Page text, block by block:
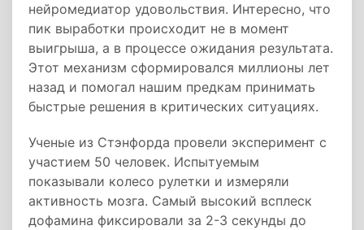
нейромедиатор удовольствия. Интересно, что
пик выработки происходит не в момент
выигрыша, а в процессе ожидания результата.
Этот механизм сформировался миллионы лет
назад и помогал нашим предкам принимать
быстрые решения в критических ситуациях.
Ученые из Стэнфорда провели эксперимент с
участием 50 человек. Испытуемым
показывали колесо рулетки и измеряли
активность мозга. Самый высокий всплеск
дофамина фиксировали за 2-3 секунды до